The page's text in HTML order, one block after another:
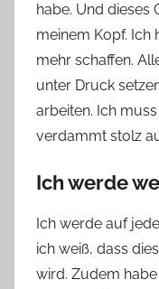
habe. Und dieses
meinem Kopf. Ich
mehr schaffen.
unter Druck
arbeiten. Ich
verdammt stolz
Ich werde
Ich werde auf
ich weiß, dass
wird. Zudem